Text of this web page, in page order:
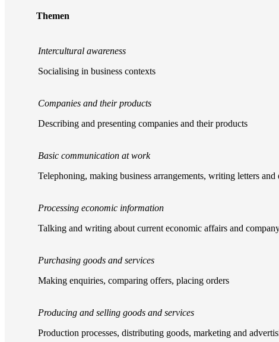
Themen
Intercultural awareness
Socialising in business contexts
Companies and their products
Describing and presenting companies and their products
Basic communication at work
Telephoning, making business arrangements, writing letters and
Processing economic information
Talking and writing about current economic affairs and
Purchasing goods and services
Making enquiries, comparing offers, placing orders
Producing and selling goods and services
Production processes, distributing goods, marketing and